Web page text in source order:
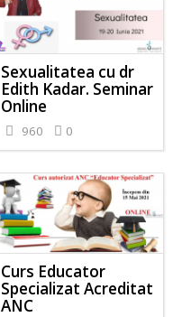
Sexualitatea cu dr
Edith Kadar. Seminar
Online
960 0
Curs Educator
Specializat Acreditat
ANC